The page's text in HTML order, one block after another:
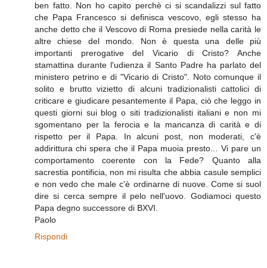
ben fatto. Non ho capito perchè ci si scandalizzi sul fatto
che Papa Francesco si definisca vescovo, egli stesso ha
anche detto che il Vescovo di Roma presiede nella carità le
altre chiese del mondo. Non è questa una delle più
importanti prerogative del Vicario di Cristo? Anche
stamattina durante l'udienza il Santo Padre ha parlato del
ministero petrino e di "Vicario di Cristo". Noto comunque il
solito e brutto vizietto di alcuni tradizionalisti cattolici di
criticare e giudicare pesantemente il Papa, ciò che leggo in
questi giorni sui blog o siti tradizionalisti italiani e non mi
sgomentano per la ferocia e la mancanza di carità e di
rispetto per il Papa. In alcuni post, non moderati, c'è
addirittura chi spera che il Papa muoia presto... Vi pare un
comportamento coerente con la Fede? Quanto alla
sacrestia pontificia, non mi risulta che abbia casule semplici
e non vedo che male c'è ordinarne di nuove. Come si suol
dire si cerca sempre il pelo nell'uovo. Godiamoci questo
Papa degno successore di BXVI.
Paolo
Rispondi